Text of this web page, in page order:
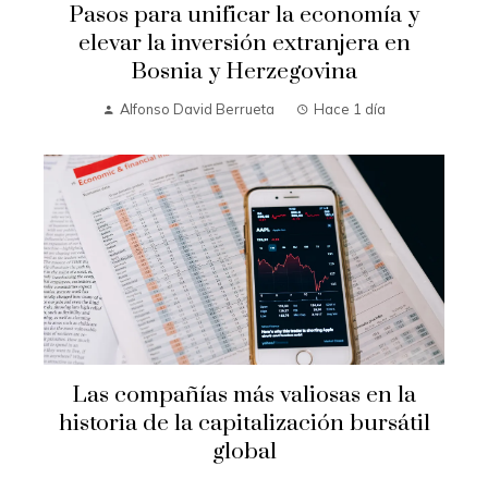
Pasos para unificar la economía y
elevar la inversión extranjera en
Bosnia y Herzegovina
Alfonso David Berrueta Hace 1 día
Las compañías más valiosas en la
historia de la capitalización bursátil
global